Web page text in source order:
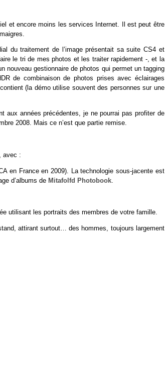
et encore moins les services Internet. Il est peut être
du traitement de l’image présentait sa suite CS4 et
le tri de mes photos et les traiter rapidement -, et la
nouveau gestionnaire de photos qui permet un tagging
de combinaison de photos prises avec éclairages
(la démo utilise souvent des personnes sur une
aux années précédentes, je ne pourrai pas profiter de
2008. Mais ce n’est que partie remise.
avec :
en France en 2009). La technologie sous-jacente est
d’albums de Mitafolfd Photobook
utilisant les portraits des membres de votre famille.
attirant surtout… des hommes, toujours largement